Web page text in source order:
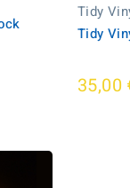
Tidy
Tidy
35,00